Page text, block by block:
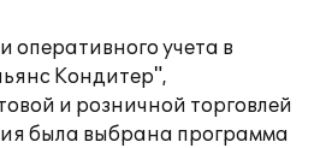
оперативного учета в
Кондитер",
и розничной торговлей
была выбрана программа